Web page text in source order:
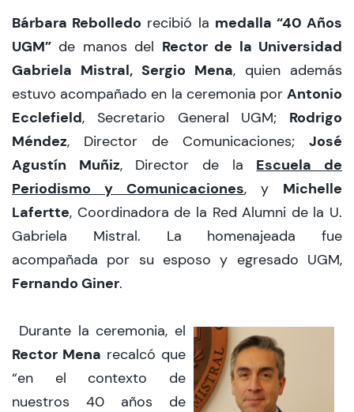
Bárbara Rebolledo recibió la medalla “40 Años
UGM” de manos del Rector de la Universidad
Gabriela Mistral, Sergio Mena, quien además
estuvo acompañado en la ceremonia por Antonio
Ecclefield, Secretario General UGM; Rodrigo
Méndez, Director de Comunicaciones; José
Agustín Muñiz, Director de la Escuela de
Periodismo y Comunicaciones, y Michelle
Lafertte, Coordinadora de la Red Alumni de la U.
Gabriela Mistral. La homenajeada fue
acompañada por su esposo y egresado UGM,
Fernando Giner.
Durante la ceremonia, el
Rector Mena recalcó que
“en el contexto de
nuestros 40 años de